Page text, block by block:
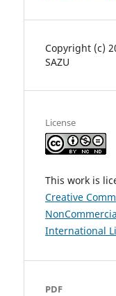
Copyright (c)
SAZU
License
This work is
Creative
International
PDF